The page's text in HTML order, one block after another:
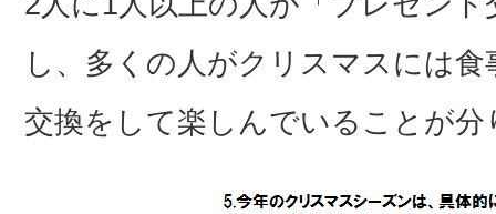
し、多くの人がクリスマスには
交換をして楽しんでいることが分